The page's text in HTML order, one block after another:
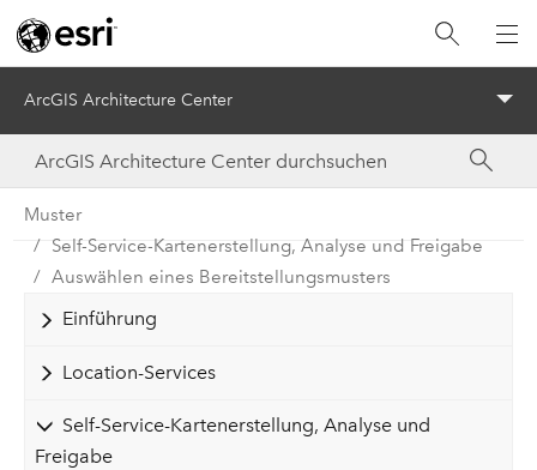
ArcGIS Architecture Center
Muster
Self-Service-Kartenerstellung, Analyse und Freigabe
Auswählen eines Bereitstellungsmusters
Einführung
Location-Services
Self-Service-Kartenerstellung, Analyse und
Freigabe